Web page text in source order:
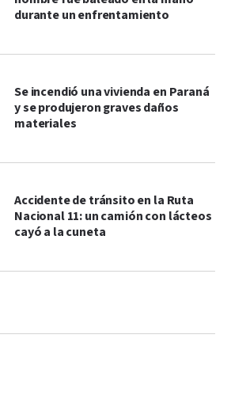
durante un enfrentamiento
Se incendió una vivienda en Paraná
y se produjeron graves daños
materiales
Accidente de tránsito en la Ruta
Nacional 11: un camión con lácteos
cayó a la cuneta